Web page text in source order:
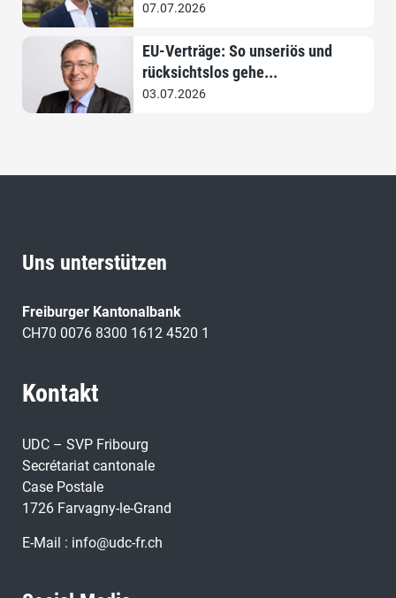
07.07.2026
EU-Verträge: So unseriös und
rücksichtslos gehe...
03.07.2026
Uns unterstützen
Freiburger Kantonalbank
CH70 0076 8300 1612 4520 1
Kontakt
UDC – SVP Fribourg
Secrétariat cantonale
Case Postale
1726 Farvagny-le-Grand
E-Mail : info@udc-fr.ch